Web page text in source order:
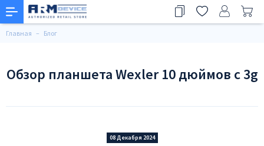
Главная Блог
Обзор планшета Wexler 10 дюймов с 3g
08 Декабря 2024